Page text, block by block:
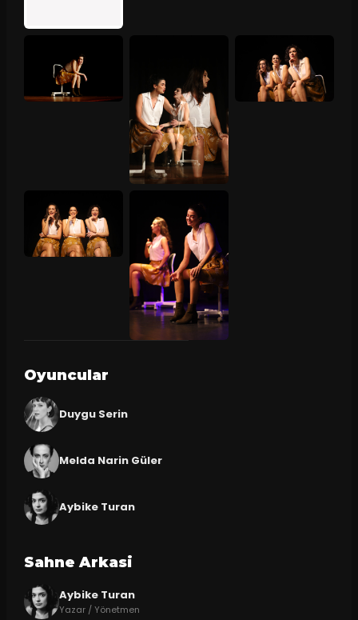
Oyuncular
Duygu Serin
Melda Narin Güler
Aybike Turan
Sahne Arkasi
Aybike Turan
Yazar / Yönetmen